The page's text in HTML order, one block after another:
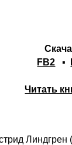
FB2 ▪
Читать